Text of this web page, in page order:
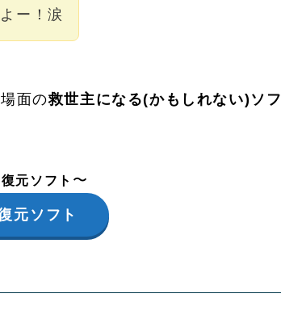
ー！涙
面の救世主になる(かもしれない)ソフ
元ソフト 〜
元ソフト